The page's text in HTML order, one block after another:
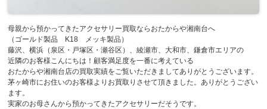
母親から預かってきたアクセサリー買取ならおたからや湘南台へ
（ゴールド製品 K18 メッキ製品）
藤沢、横浜（泉区・戸塚区・瀬谷区）、綾瀬市、大和市、鎌倉市エリアの
近隣のお客様こんにちは！顧客満足度を一番に考えている
おたからや湘南台店の買取実績をご覧いただきましてありがとうございます。
茅ヶ崎市にお住いのお客様よりお買取りさせて頂きました。ありがとうござい
ます。
実家のお母さんから預かってきたアクセサリーだそうです。